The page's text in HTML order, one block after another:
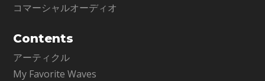
コマーシャルオーディオ
Contents
アーティクル
My Favorite Waves